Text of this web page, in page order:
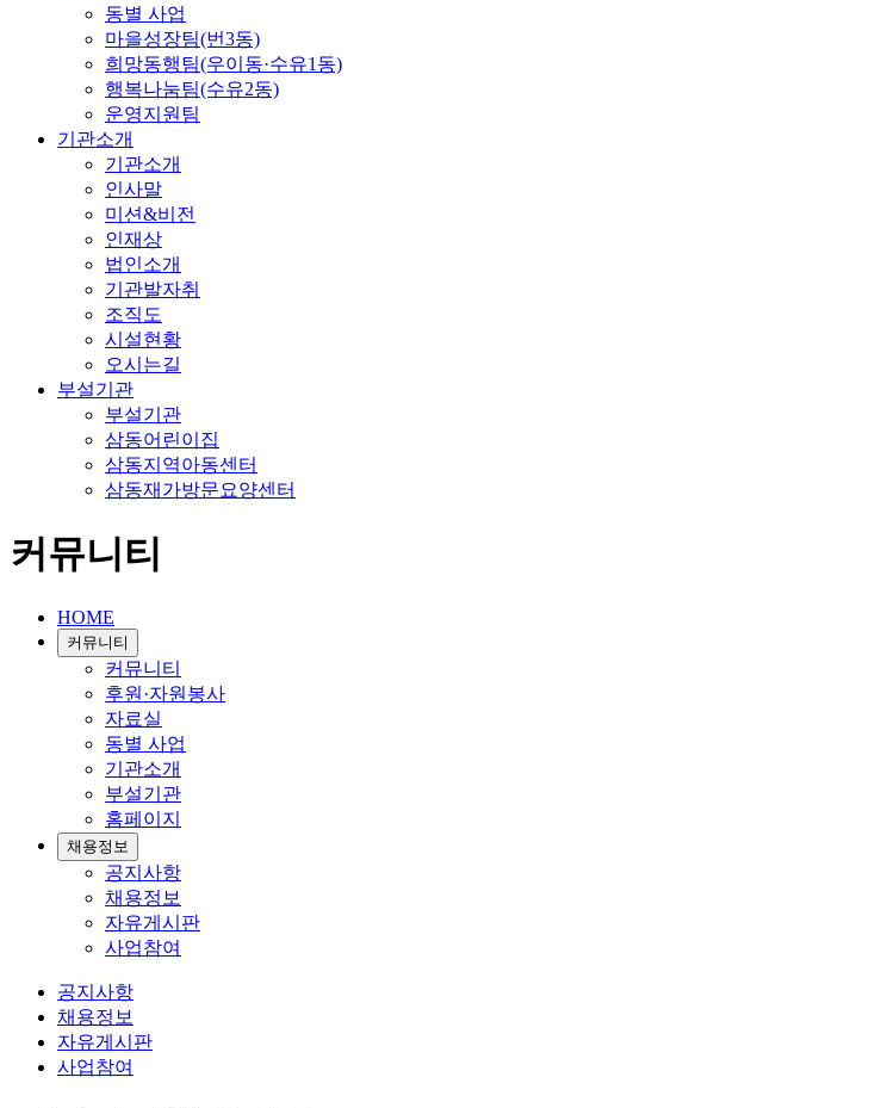
동별 사업
마을성장팀(번3동)
희망동행팀(우이동·수유1동)
행복나눔팀(수유2동)
운영지원팀
기관소개
기관소개
인사말
미션&비전
인재상
법인소개
기관발자취
조직도
시설현황
오시는길
부설기관
부설기관
삼동어린이집
삼동지역아동센터
삼동재가방문요양센터
커뮤니티
HOME
커뮤니티
커뮤니티
후원·자원봉사
자료실
동별 사업
기관소개
부설기관
홈페이지
채용정보
공지사항
채용정보
자유게시판
사업참여
공지사항
채용정보
자유게시판
사업참여